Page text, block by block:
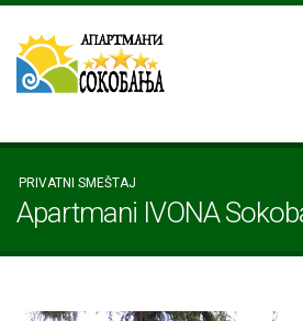
PRIVATNI SMEŠTAJ
Apartmani IVONA